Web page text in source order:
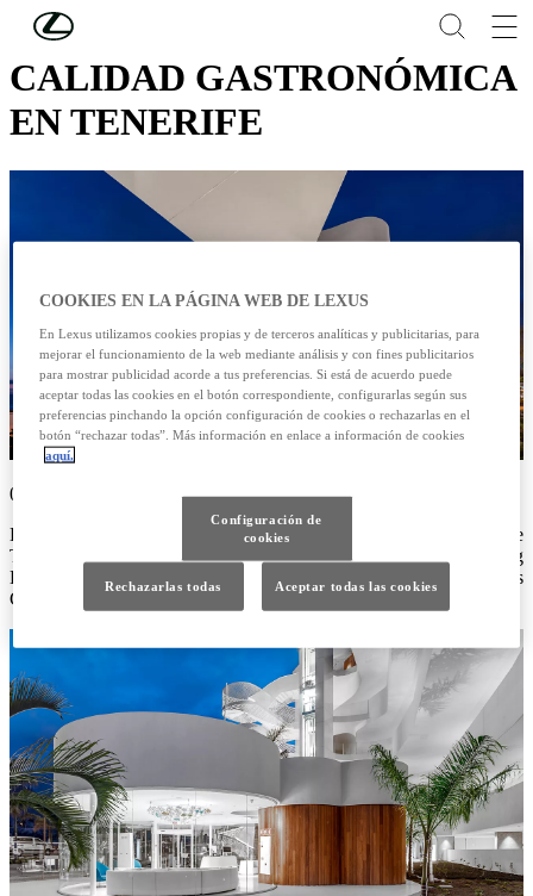
Skip to Main Content
CALIDAD GASTRONÓMICA
EN TENERIFE
05/01/2024
El hotel Royal Hideaway Corales Resort 5*, ubicado en el sur de
Tenerife, ha sido reconocido en la categoría “Best dining
Experience” en la última edición de los premios internacionales
Condé Nast Johansens a la Excelencia 2024.
COOKIES EN LA PÁGINA WEB DE LEXUS
En Lexus utilizamos cookies propias y de terceros analíticas y publicitarias, para
mejorar el funcionamiento de la web mediante análisis y con fines publicitarios
para mostrar publicidad acorde a tus preferencias. Si está de acuerdo puede
aceptar todas las cookies en el botón correspondiente, configurarlas según sus
preferencias pinchando la opción configuración de cookies o rechazarlas en el
botón “rechazar todas”. Más información en enlace a información de cookies
aquí.
Configuración de
cookies
Rechazarlas todas Aceptar todas las cookies